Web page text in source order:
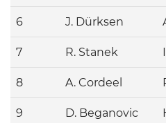
6 J. Dürksen
7 R. Stanek
8 A. Cordeel
9 D. Beganovic